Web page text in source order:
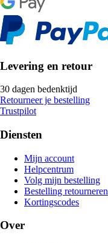
Levering en retour
30 dagen bedenktijd
Retourneer je bestelling
Trustpilot
Diensten
Mijn account
Helpcentrum
Volg mijn bestelling
Bestelling retourneren
Kortingscodes
Over